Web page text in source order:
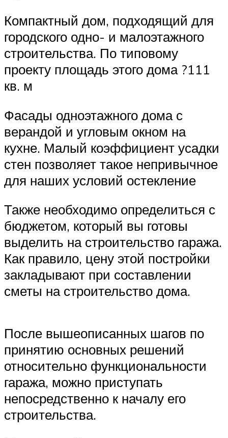
Компактный дом, подходящий для
городского одно- и малоэтажного
строительства. По типовому
проекту площадь этого дома ?111
кв. м
Фасады одноэтажного дома с
верандой и угловым окном на
кухне. Малый коэффициент усадки
стен позволяет такое непривычное
для наших условий остекление
Также необходимо определиться с
бюджетом, который вы готовы
выделить на строительство гаража.
Как правило, цену этой постройки
закладывают при составлении
сметы на строительство дома.
После вышеописанных шагов по
принятию основных решений
относительно функциональности
гаража, можно приступать
непосредственно к началу его
строительства.